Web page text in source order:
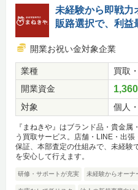
未経験から即戦力
販路選択で、利益
開業お祝い金対象企業
業種
買取
開業資金
対象 個人
『まねきや』はブランド品・貴金
う買取サービス。店舗・LINE・出
保証、本部査定の仕組みで、未経験
を安心して行えます。
研修・サポートが充実 未経験からオーナ